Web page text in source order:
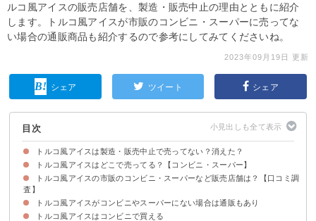
ルコ風アイスの販売店舗を、製造・販売中止の理由とともに紹介
します。トルコ風アイスが市販のコンビニ・スーパーに売ってな
い場合の通販商品も紹介するので参考にしてみてくださいね。
2023年09月19日 更新
シェア ツイート シェア
目次
トルコ風アイスは製造・販売中止で売ってない？消えた？
トルコ風アイスは復刻版が再販している
トルコ風アイスが一時期なくなった理由
トルコ風アイスはどこで売ってる？【コンビニ・スーパー】
コンビニ・スーパーなどトルコ風アイスを売っている場所・販売店舗
トルコ風アイスの市販のコンビニ・スーパーなど販売店舗は？【口コミ調
査】
①ファミマ
トルコ風アイスがコンビニやスーパーにない場合は通販もあり
①どんどるまん
トルコ風アイスはコンビニで買える